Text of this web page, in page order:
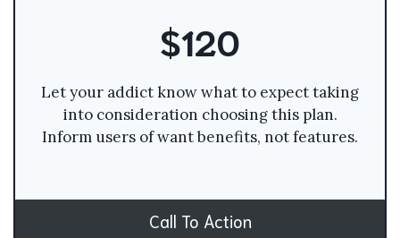
$120
Let your addict know what to expect taking
into consideration choosing this plan.
Inform users of want benefits, not features.
Call To Action